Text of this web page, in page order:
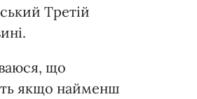
Третій
що
якщо найменш